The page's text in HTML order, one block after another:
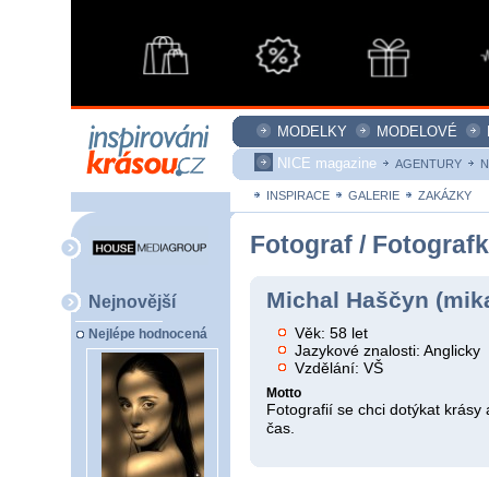
MODELKY MODELOVÉ
NICE magazine
AGENTURY
INSPIRACE GALERIE ZAKÁZKY
Nejnovější
Nejlépe hodnocená
Fotograf /
Michal Haščyn
Věk: 58 let
Jazykové znalosti: Anglicky
Vzdělání: VŠ
Motto
Fotografií se chci dotýkat krásy
čas.